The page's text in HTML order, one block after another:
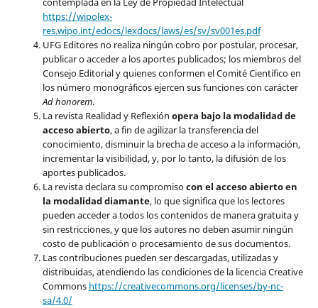
https://wipolex-
res.wipo.int/edocs/lexdocs/laws/es/sv/sv001es.pdf
UFG Editores no realiza ningún cobro por postular, procesar,
publicar o acceder a los aportes publicados; los miembros del
Consejo Editorial y quienes conformen el Comité Científico en
los número monográficos ejercen sus funciones con carácter
Ad honorem.
La revista Realidad y Reflexión opera bajo la modalidad de
acceso abierto, a fin de agilizar la transferencia del
conocimiento, disminuir la brecha de acceso a la información,
incrementar la visibilidad, y, por lo tanto, la difusión de los
aportes publicados.
La revista declara su compromisocon el acceso abierto en
la modalidad diamante, lo que significa que los lectores
pueden acceder a todos los contenidos de manera gratuita y
sin restricciones, y que los autores no deben asumir ningún
costo de publicación o procesamiento de sus documentos.
Las contribuciones pueden ser descargadas, utilizadas y
distribuidas, atendiendo las condiciones de la licencia Creative
Commons https://creativecommons.org/licenses/by-nc-
sa/4.0/